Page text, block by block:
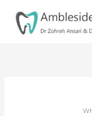
content